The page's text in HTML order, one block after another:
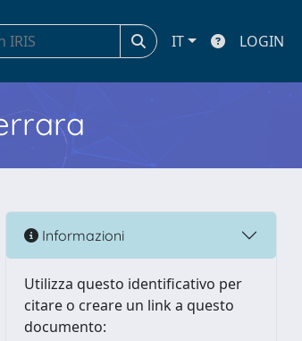
IT LOGIN
Informazioni
Utilizza questo identificativo per
citare o creare un link a questo
documento: